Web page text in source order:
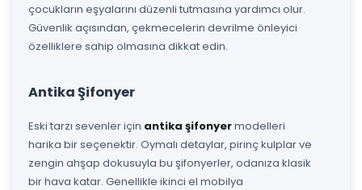
çocukların eşyalarını düzenli tutmasına yardımcı olur.
Güvenlik açısından, çekmecelerin devrilme önleyici
özelliklere sahip olmasına dikkat edin.
Antika Şifonyer
Eski tarzı sevenler için antika şifonyermodelleri
harika bir seçenektir. Oymalı detaylar, pirinç kulplar ve
zengin ahşap dokusuyla bu şifonyerler, odanıza klasik
bir hava katar. Genellikle ikinci el mobilya